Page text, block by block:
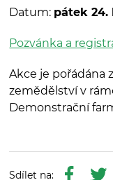
Datum: pátek 24.
Pozvánka a
Akce je pořádána
zemědělství v
Demonstrační